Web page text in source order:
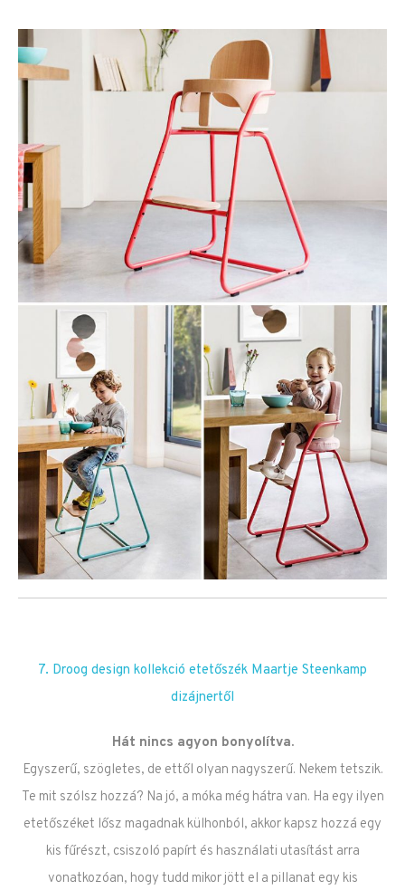
7. Droog design kollekció etetőszék Maartje Steenkamp
dizájnertől
Hát nincs agyon bonyolítva.
Egyszerű, szögletes, de ettől olyan nagyszerű. Nekem tetszik.
Te mit szólsz hozzá? Na jó, a móka még hátra van. Ha egy ilyen
etetőszéket lősz magadnak külhonból, akkor kapsz hozzá egy
kis fűrészt, csiszoló papírt és használati utasítást arra
vonatkozóan, hogy tudd mikor jött el a pillanat egy kis